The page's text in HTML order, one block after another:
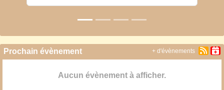
Prochain évènement
Aucun évènement à afficher.
+ d'évènements